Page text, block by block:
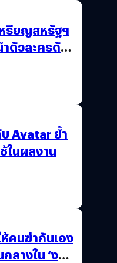
รียญสหรัฐฯ
ตัวละครดัง
Avatar ย้ำ
ในผลงาน
คนฆ่ากันเอง
างใน ‘งาน